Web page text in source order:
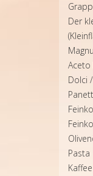
Der
Aceto
Dolci
Pasta
Kaffee